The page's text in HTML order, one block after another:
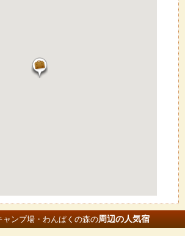
ャンプ場・わんぱくの森の周辺の人気宿